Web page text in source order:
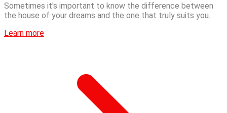
Sometimes it's important to know the difference between
the house of your dreams and the one that truly suits you.
Learn more